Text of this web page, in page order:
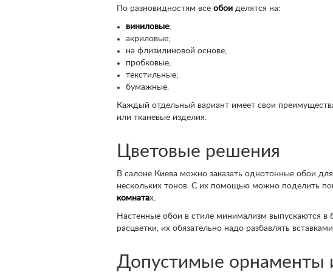
По разновидностям все обои делятся на:
виниловые;
акриловые;
на флизилиновой основе;
пробковые;
текстильные;
бумажные.
Каждый отдельный вариант имеет свои
или тканевые изделия.
Цветовые решения
В салоне Киева можно заказать однотонные обои
нескольких тонов. С их помощью можно поделить
комнатах.
Настенные обои в стиле минимализм выпускаются в
расцветки, их обязательно надо разбавлять
Допустимые орнаменты